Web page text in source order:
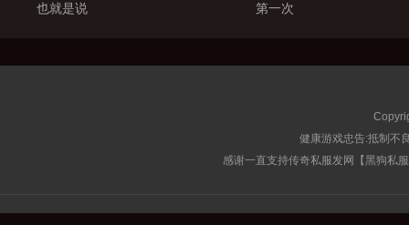
也就是说
第一次
健康游戏忠告:抵制不
感谢一直支持传奇私服发网【黑狗私